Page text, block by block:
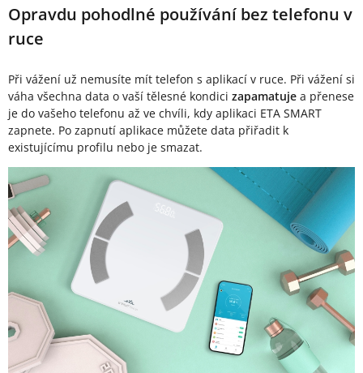
Opravdu pohodlné používání bez telefonu v
ruce
Při vážení už nemusíte mít telefon s aplikací v ruce. Při vážení si
váha všechna data o vaší tělesné kondici zapamatuje a přenese
je do vašeho telefonu až ve chvíli, kdy aplikaci ETA SMART
zapnete. Po zapnutí aplikace můžete data přiřadit k
existujícímu profilu nebo je smazat.